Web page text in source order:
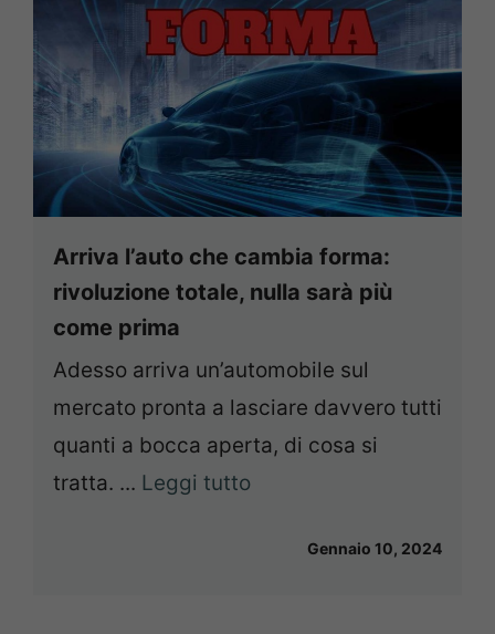
Arriva l’auto che cambia forma:
rivoluzione totale, nulla sarà più
come prima
Adesso arriva un’automobile sul
mercato pronta a lasciare davvero tutti
quanti a bocca aperta, di cosa si
tratta. ... Leggi tutto
Gennaio 10, 2024